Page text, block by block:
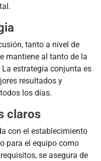
tanto a nivel de
mantiene al tanto de la
estrategia conjunta es
resultados y
los días.
claros
con el establecimiento
para el equipo como
se asegura de